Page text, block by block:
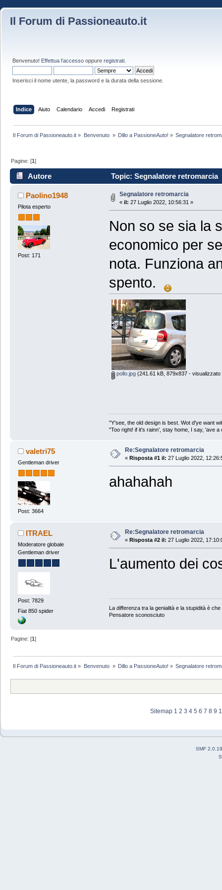
Il Forum di Passioneauto.it
Benvenuto! Effettua l'accesso oppure registrati
Inserisci il nome utente, la password e la durata della sessione.
Indice Aiuto Calendario Accedi Registrati
Il Forum di Passioneauto.it » Benvenuto » Dillo a PassioneAuto! » Segnalatore
Pagine: [1]
Autore Topic: Segnalatore retromarcia
Paolino1948
Pilota esperto
Post: 171
Segnalatore retromarcia
« il: 27 Luglio 2022, 10:56:31 »
Non so se sia la
economico per
nota. Funziona
spento.
pollo.jpg(241.61 kB, 879x837 - visualizzato
"Y'see, the old design is best. Wot d'ye want
"Too right! if it's rainn', stay home, I say, 'ave a
valetri75
Gentleman driver
Post: 3664
Re:Segnalatore retromarcia
« Risposta #1 il: 27 Luglio 2022,
ahahahah
ITRAEL
Moderatore globale
Gentleman driver
Post: 7829
Fiat 850 spider
Re:Segnalatore retromarcia
« Risposta #2 il: 27 Luglio 2022,
L'aumento dei
La differenza tra la genialità e la stupidità è che
Pensatore sconosciuto
Pagine: [1]
Il Forum di Passioneauto.it » Benvenuto » Dillo a PassioneAuto! » Segnalatore
Sitemap 1 2 3 4 5 6 7 8 9
SMF 2.0.19